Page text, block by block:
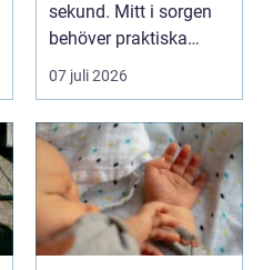
sekund. Mitt i sorgen
behöver praktiska
frågor få svar: var ska
b...
07 juli 2026